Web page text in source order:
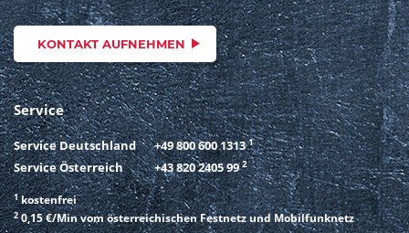
KONTAKT AUFNEHMEN
Service
Service Deutschland +49 800 600 1313 1
Service Österreich +43 820 2405 99 2
1kostenfrei
20,15 €/Min vom österreichischen Festnetz und Mobilfunknetz